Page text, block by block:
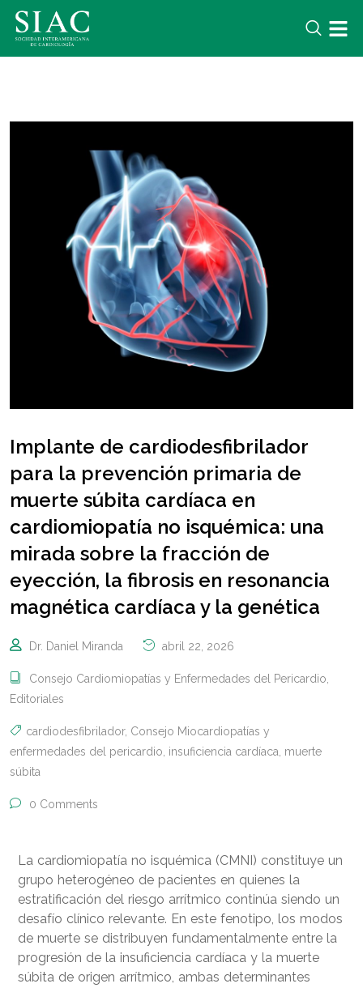
Implante de cardiodesfibrilador
para la prevención primaria de
muerte súbita cardíaca en
cardiomiopatía no isquémica: una
mirada sobre la fracción de
eyección, la fibrosis en resonancia
magnética cardíaca y la genética
Dr. Daniel Miranda abril 22, 2026
Consejo Cardiomiopatías y Enfermedades del Pericardio,
Editoriales
cardiodesfibrilador, Consejo Miocardiopatías y
enfermedades del pericardio, insuficiencia cardíaca, muerte
súbita
0 Comments
La cardiomiopatía no isquémica (CMNI) constituye un
grupo heterogéneo de pacientes en quienes la
estratificación del riesgo arrítmico continúa siendo un
desafío clínico relevante. En este fenotipo, los modos
de muerte se distribuyen fundamentalmente entre la
progresión de la insuficiencia cardíaca y la muerte
súbita de origen arrítmico, ambas determinantes